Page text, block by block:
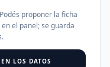
proponer la ficha
el panel; se guarda
LOS DATOS